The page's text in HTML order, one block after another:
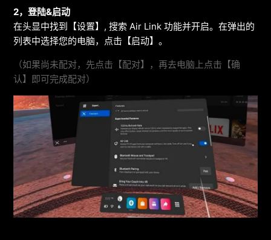
2，登陆&启动
在头显中找到【设置】, 搜索 Air Link 功能并开启。在弹出的
列表中选择您的电脑，点击【启动】。
（如果尚未配对，先点击【配对】，再去电脑上点击【确
认】即可完成配对）